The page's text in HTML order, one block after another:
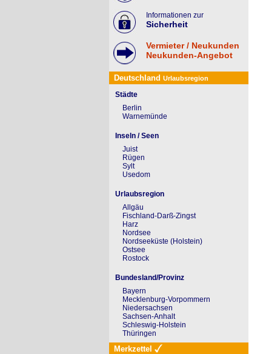
Informationen zur
Sicherheit
Vermieter / Neukunden
Neukunden-Angebot
Deutschland Urlaubsregion
Städte
Berlin
Warnemünde
Inseln / Seen
Juist
Rügen
Sylt
Usedom
Urlaubsregion
Allgäu
Fischland-Darß-Zingst
Harz
Nordsee
Nordseeküste (Holstein)
Ostsee
Rostock
Bundesland/Provinz
Bayern
Mecklenburg-Vorpommern
Niedersachsen
Sachsen-Anhalt
Schleswig-Holstein
Thüringen
Merkzettel